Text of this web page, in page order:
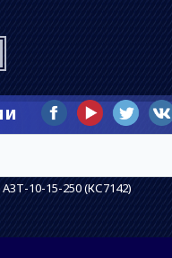
10-15-250 (КС7142)